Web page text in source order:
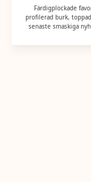
Färdigplockade
profilerad burk,
senaste smaskiga